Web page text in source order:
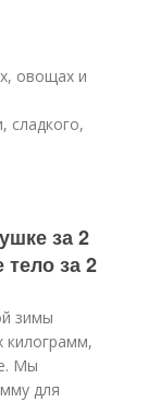
овощах и
сладкого,
за 2
тело за 2
зимы
килограмм,
Мы
для